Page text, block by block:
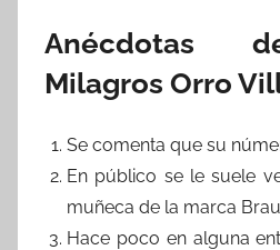
Anécdotas
Milagros Orro
Se comenta que su
En público se le suele
muñeca de la marca
Hace poco en alguna